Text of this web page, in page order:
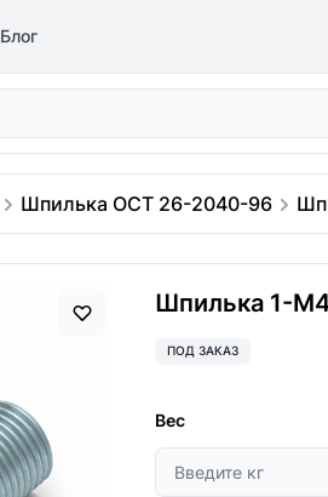
Блог
Шпилька ОСТ 26-2040-96
Шпилька 1-
ПОД ЗАКАЗ
Вес